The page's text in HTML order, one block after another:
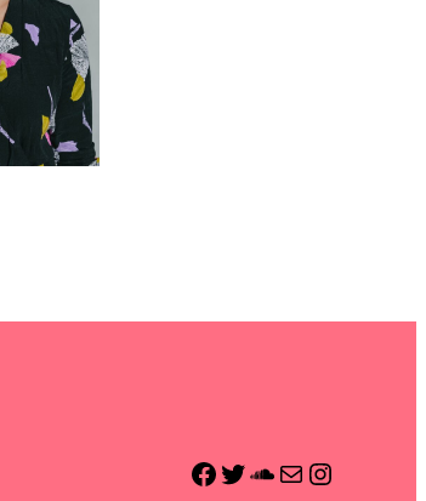
Facebook Alles Wordt Beter Twitter Alles Wordt Beter Soundcloud Alles Wordt Beter Mail Alles Wordt Beter Instagram Alles Wordt Beter